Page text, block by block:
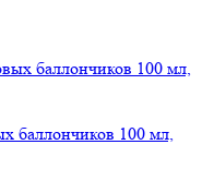
баллончиков 100 мл,